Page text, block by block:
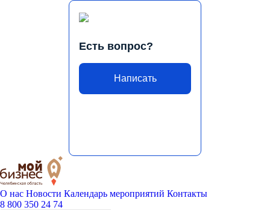
Есть вопрос?
Написать
О нас Новости Календарь мероприятий Контакты
8 800 350 24 74